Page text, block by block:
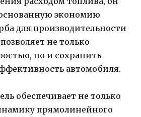
экономию
для производительности
не только
но и сохранить
автомобиля.
обеспечивает не только
прямолинейного